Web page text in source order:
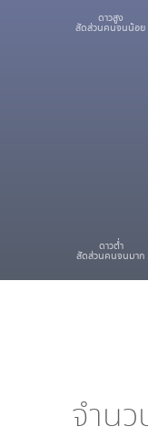
ดาวสูง
สัดส่วนคนจนน้อย
ดาวต่ำ
สัดส่วนคนจนมาก
จำน